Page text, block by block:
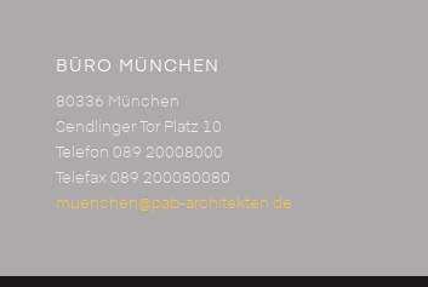
BÜRO MÜNCHEN
80336 München
Sendlinger Tor Platz 10
Telefon 089 20008000
Telefax 089 200080080
muenchen@pab-architekten.de